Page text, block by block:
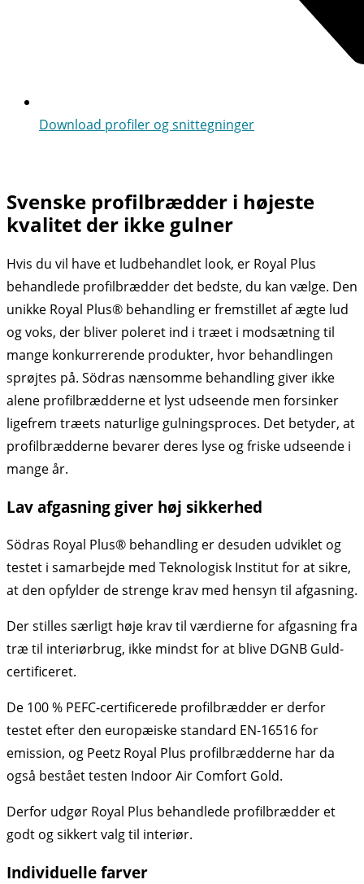
Download profiler og snittegninger
Svenske profilbrædder i højeste
kvalitet der ikke gulner
Hvis du vil have et ludbehandlet look, er Royal Plus
behandlede profilbrædder det bedste, du kan vælge. Den
unikke Royal Plus® behandling er fremstillet af ægte lud
og voks, der bliver poleret ind i træet i modsætning til
mange konkurrerende produkter, hvor behandlingen
sprøjtes på. Södras nænsomme behandling giver ikke
alene profilbrædderne et lyst udseende men forsinker
ligefrem træets naturlige gulningsproces. Det betyder, at
profilbrædderne bevarer deres lyse og friske udseende i
mange år.
Lav afgasning giver høj sikkerhed
Södras Royal Plus® behandling er desuden udviklet og
testet i samarbejde med Teknologisk Institut for at sikre,
at den opfylder de strenge krav med hensyn til afgasning.
Der stilles særligt høje krav til værdierne for afgasning fra
træ til interiørbrug, ikke mindst for at blive DGNB Guld-
certificeret.
De 100 % PEFC-certificerede profilbrædder er derfor
testet efter den europæiske standard EN-16516 for
emission, og Peetz Royal Plus profilbrædderne har da
også bestået testen Indoor Air Comfort Gold.
Derfor udgør Royal Plus behandlede profilbrædder et
godt og sikkert valg til interiør.
Individuelle farver